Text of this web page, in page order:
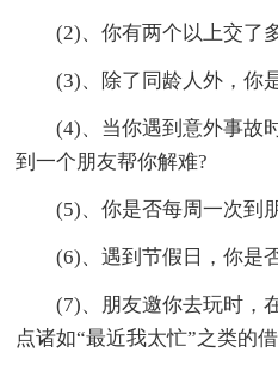
(2)、你有两个以上交了
(3)、除了同龄人外，你
(4)、当你遇到意外事故
到一个朋友帮你解难?
(5)、你是否每周一次到
(6)、遇到节假日，你是
(7)、朋友邀你去玩时，
点诸如“最近我太忙”之类的